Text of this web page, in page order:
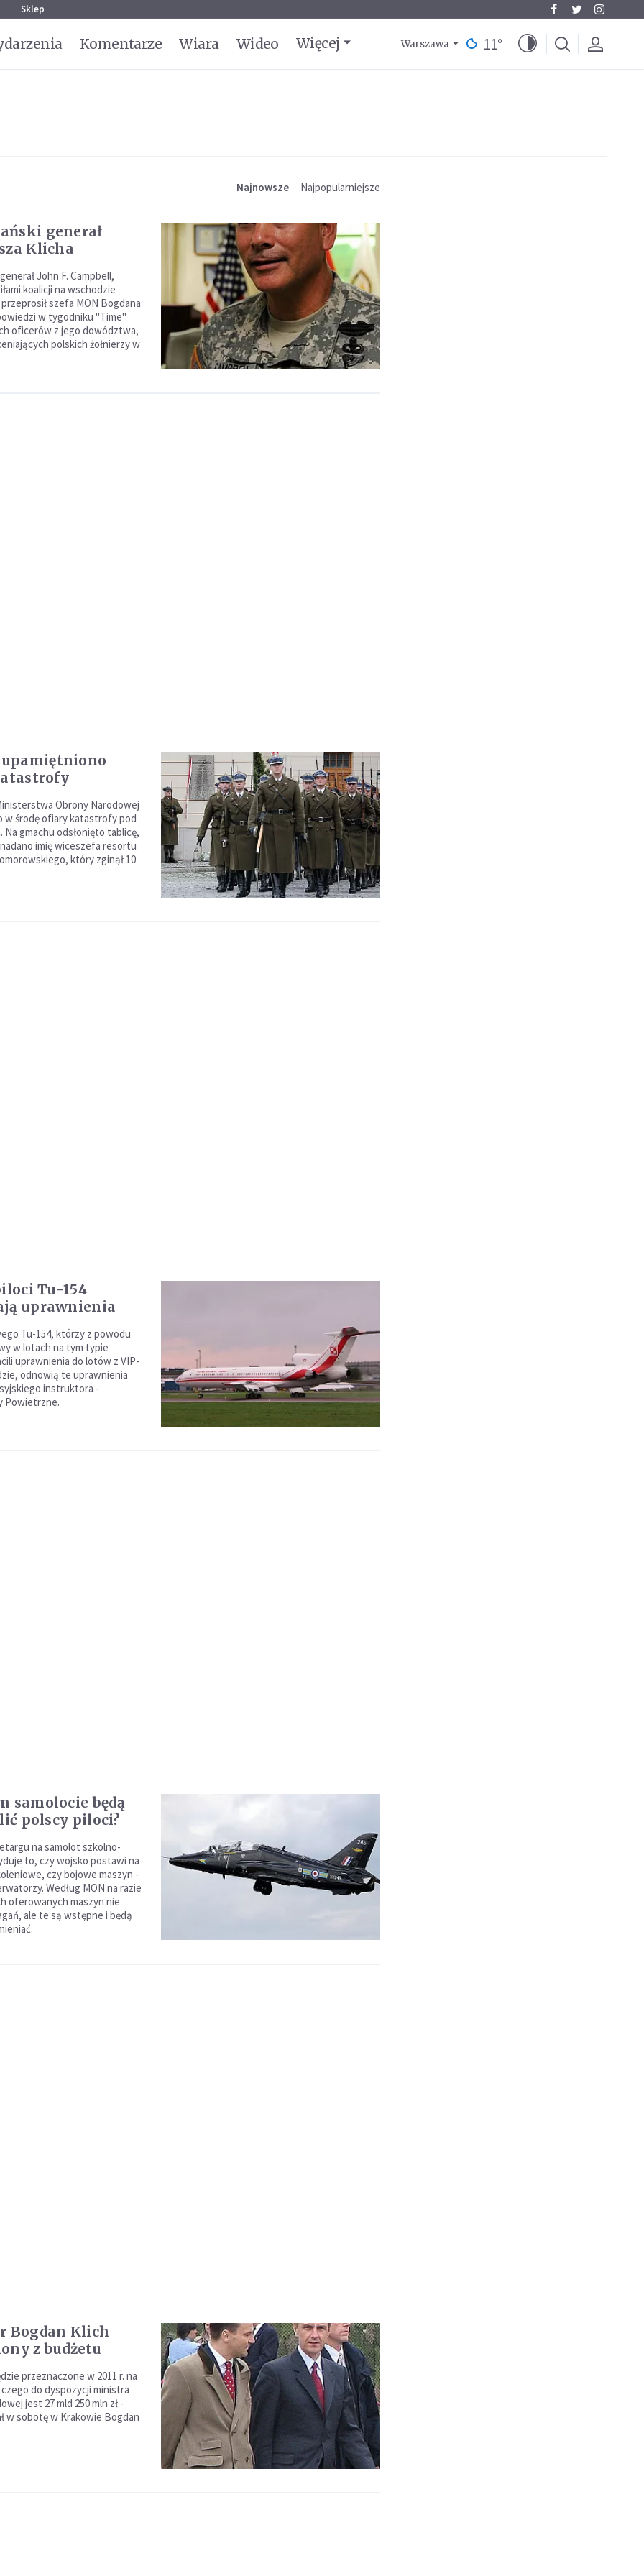
Sklep
Komentarze Wiara Wideo Więcej Warszawa 11°
Najnowsze Najpopularniejsze
generał
Klicha
John F. Campbell,
koalicji na wschodzie
szefa MON Bogdana
w tygodniku "Time"
oficerów z jego dowództwa,
polskich żołnierzy w
upamiętniono
Obrony Narodowej
w środę ofiary katastrofy pod
Na gmachu odsłonięto tablicę,
imię wiceszefa resortu
który zginął 10
Tu-154
uprawnienia
Tu-154, którzy z powodu
w lotach na tym typie
uprawnienia do lotów z VIP-
odnowią te uprawnienia
instruktora -
Powietrzne.
samolocie będą
polscy piloci?
na samolot szkolno-
to, czy wojsko postawi na
czy bojowe maszyn -
Według MON na razie
oferowanych maszyn nie
ale te są wstępne i będą
Bogdan Klich
z budżetu
przeznaczone w 2011 r. na
do dyspozycji ministra
jest 27 mld 250 mln zł -
w sobotę w Krakowie Bogdan